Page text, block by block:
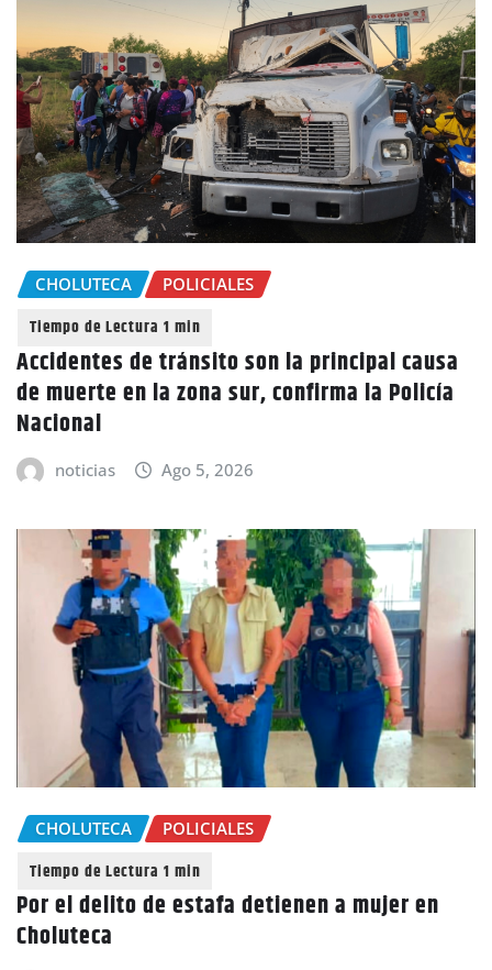
CHOLUTECA POLICIALES
Accidentes de tránsito son la principal causa
de muerte en la zona sur, confirma la Policía
Nacional
noticias Ago 5, 2026
CHOLUTECA POLICIALES
Por el delito de estafa detienen a mujer en
Choluteca